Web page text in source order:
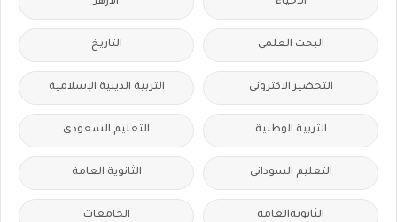
البحث العلمى التاريخ
التحضير الاكترونى التربية الدينية الإسلامية
التربية الوطنية التعليم السعودى
التعليم السودانى الثانوية العامة
الثانويةالعامة الجامعات